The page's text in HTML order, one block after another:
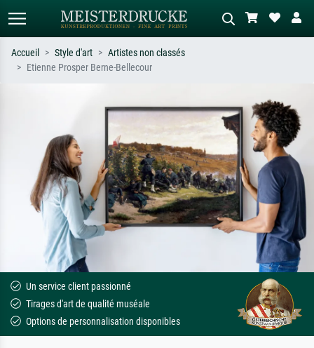
nu.
Décrivez la scène – ex. prairie verte,
abstrait avec beaucoup de rouge,
tableau sombre, nu debout près d'un
arbre.
Accueil Style d'art
Artistes non classés
Etienne Prosper Berne-Bellecour
Un service client passionné
Tirages d'art de qualité muséale
Options de personnalisation disponibles